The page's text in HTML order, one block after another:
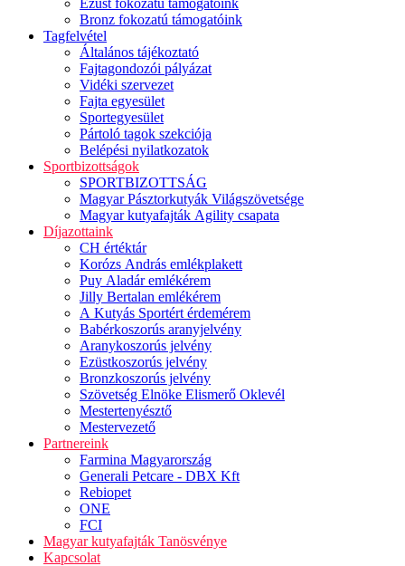
Ezüst fokozatú támogatóink
Bronz fokozatú támogatóink
Tagfelvétel
Általános tájékoztató
Fajtagondozói pályázat
Vidéki szervezet
Fajta egyesület
Sportegyesület
Pártoló tagok szekciója
Belépési nyilatkozatok
Sportbizottságok
SPORTBIZOTTSÁG
Magyar Pásztorkutyák Világszövetsége
Magyar kutyafajták Agility csapata
Díjazottaink
CH értéktár
Korózs András emlékplakett
Puy Aladár emlékérem
Jilly Bertalan emlékérem
A Kutyás Sportért érdemérem
Babérkoszorús aranyjelvény
Aranykoszorús jelvény
Ezüstkoszorús jelvény
Bronzkoszorús jelvény
Szövetség Elnöke Elismerő Oklevél
Mestertenyésztő
Mestervezető
Partnereink
Farmina Magyarország
Generali Petcare - DBX Kft
Rebiopet
ONE
FCI
Magyar kutyafajták Tanösvénye
Kapcsolat